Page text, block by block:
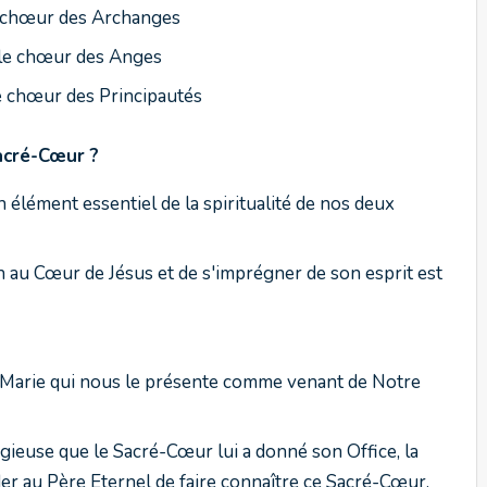
des Archanges
chœur des Anges
chœur des Principautés
Cœur?
essentiel de la spiritualité de nos deux
Cœur de Jésus et de s'imprégner de son esprit est
qui nous le présente comme venant de Notre
que le Sacré-Cœur lui a donné sonOffice, la